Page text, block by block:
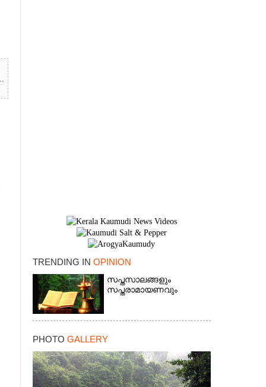
TRENDING IN OPINION
സപ്തസാലങ്ങളും
സപ്തരാമായണവും
PHOTO GALLERY